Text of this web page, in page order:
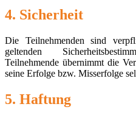
4. Sicherheit
Die Teilnehmenden sind
geltenden
Teilnehmende übernimmt die
seine Erfolge bzw. Misserfolge
5. Haftung